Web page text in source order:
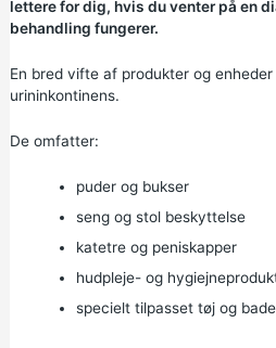
lettere for dig, hvis du venter på en
behandling fungerer.
En bred vifte af produkter og
urininkontinens.
De omfatter:
puder og bukser
seng og stol beskyttelse
katetre og peniskapper
hudpleje- og
specielt tilpasset tøj og